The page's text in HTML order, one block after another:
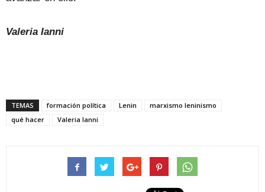
Valeria Ianni
TEMAS formación política Lenin
marxismo leninismo
qué hacer
Valeria Ianni